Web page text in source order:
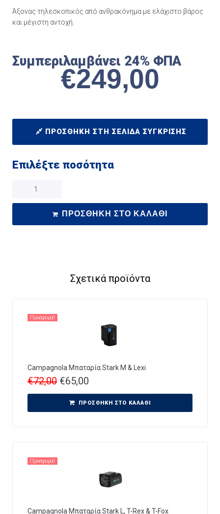
Άξονας τηλεσκοπικός από ανθρακόνημα με ελάχιστο βάρος
και μέγιστη αντοχή.
Συμπεριλαμβάνει 24% ΦΠΑ
€249,00
ΠΡΟΣΘΉΚΗ ΣΤΗ ΣΕΛΊΔΑ ΣΎΓΚΡΙΣΗΣ
Επιλέξτε ποσότητα
ΠΡΟΣΘΉΚΗ ΣΤΟ ΚΑΛΆΘΙ
Σχετικά προϊόντα
Προσφορά!
Campagnola Μπαταρία Stark M & Lexi
€72,00 €65,00
ΠΡΟΣΘΉΚΗ ΣΤΟ ΚΑΛΆΘΙ
Προσφορά!
Campagnola Μπαταρία Stark L, T-Rex & T-Fox